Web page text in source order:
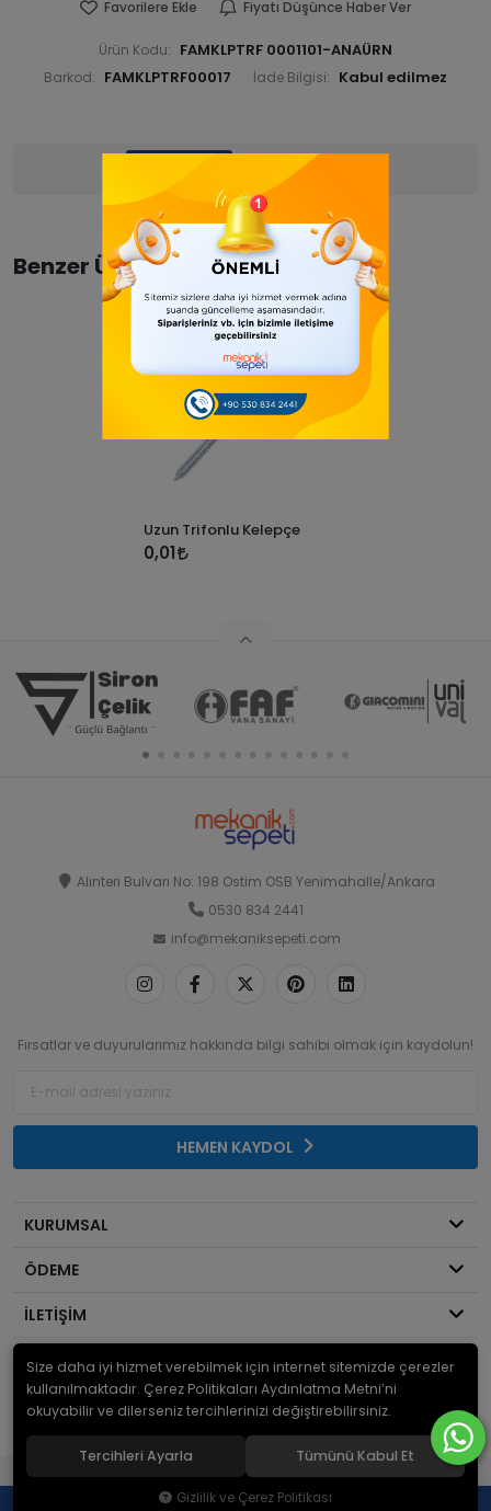
Favorilere Ekle Fiyatı Düşünce Haber Ver
Ürün Kodu: FAMKLPTRF 0001101-ANAÜRN
Barkod: FAMKLPTRF00017 İade Bilgisi:
Yorumlar
Benzer Ürünler
Uzun Trifonlu Kelepçe
0,01
Alınteri Bulvarı No: 198 Ostim OSB Yenimahalle/Ankara
0530 834 2441
info@mekaniksepeti.com
Fırsatlar ve duyurularımız hakkında bilgi sahibi olmak için kaydolun!
HEMEN KAYDOL
KURUMSAL
ÖDEME
İLETİŞİM
© 2026Mekanik Sepeti. Bir Serdaroğlu A.Ş markasıdır ve tüm hakları
saklıdır.
Yeni Nesil E-Ticaret Sistemleri ile Hazırlanmıştır.
Size daha iyi hizmet verebilmek için internet sitemizde çerezler
kullanılmaktadır. Çerez Politikaları Aydınlatma Metni’ni
okuyabilir ve dilerseniz tercihlerinizi değiştirebilirsiniz.
Tercihleri Ayarla Tümünü Kabul Et
Gizlilik ve Çerez Politikası